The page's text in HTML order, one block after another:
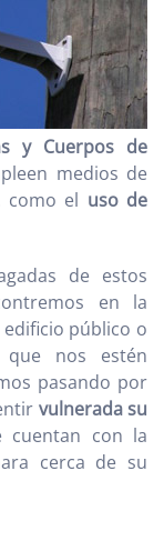
y Cuerpos de
medios de
como el uso de
de estos
en la
público o
nos estén
pasando por
vulnerada su
cuentan con la
cerca de su